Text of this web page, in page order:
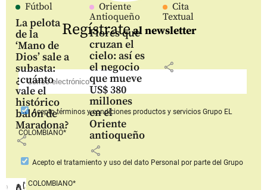
Fútbol
La pelota
de la
‘Mano de
Dios’ sale a
subasta:
¿cuánto
vale el
histórico
balón de
Maradona?
share
Oriente
Antioqueño
Flores que
cruzan el
cielo: así es
el negocio
que mueve
US$ 380
millones
en el
Oriente
antioqueño
share
Cita
Textual
share
Regístrateal newsletter
Aceptotérminos y condiciones productos y serviciosGrupo EL
COLOMBIANO*
Acepto el tratamiento y uso del dato Personal por parte del Grupo
EL COLOMBIANO*